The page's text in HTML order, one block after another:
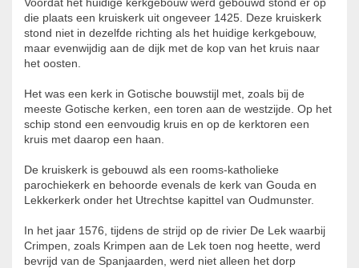
Voordat het huidige kerkgebouw werd gebouwd stond er op
die plaats een kruiskerk uit ongeveer 1425. Deze kruiskerk
stond niet in dezelfde richting als het huidige kerkgebouw,
maar evenwijdig aan de dijk met de kop van het kruis naar
het oosten.
Het was een kerk in Gotische bouwstijl met, zoals bij de
meeste Gotische kerken, een toren aan de westzijde. Op het
schip stond een eenvoudig kruis en op de kerktoren een
kruis met daarop een haan.
De kruiskerk is gebouwd als een rooms-katholieke
parochiekerk en behoorde evenals de kerk van Gouda en
Lekkerkerk onder het Utrechtse kapittel van Oudmunster.
In het jaar 1576, tijdens de strijd op de rivier De Lek waarbij
Crimpen, zoals Krimpen aan de Lek toen nog heette, werd
bevrijd van de Spanjaarden, werd niet alleen het dorp